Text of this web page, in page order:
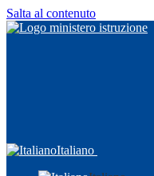
Salta al contenuto
Italiano